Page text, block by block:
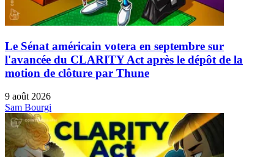
Le Sénat américain votera en septembre sur
l'avancée du CLARITY Act après le dépôt de la
motion de clôture par Thune
9 août 2026
Sam Bourgi